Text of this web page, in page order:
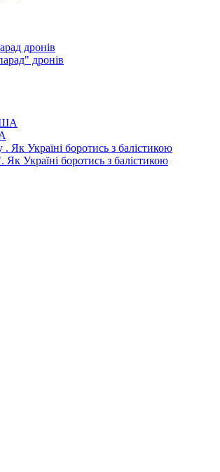
дронів
Україні боротись з балістикою